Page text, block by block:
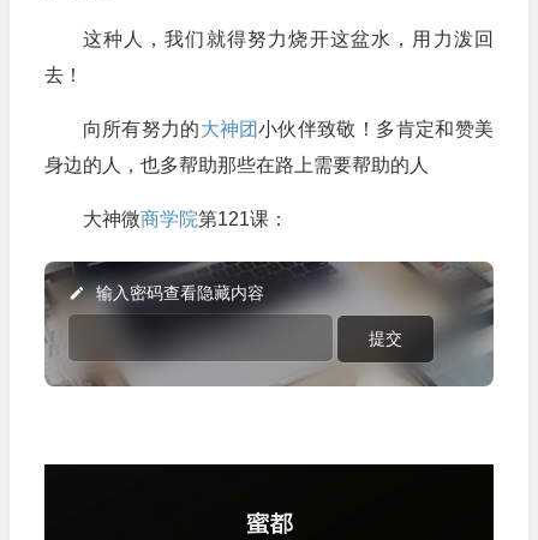
这种人，我们就得努力烧开这盆水，用力泼回
去！
向所有努力的大神团小伙伴致敬！多肯定和赞美
身边的人，也多帮助那些在路上需要帮助的人
大神微商学院第121课：
输入密码查看隐藏内容